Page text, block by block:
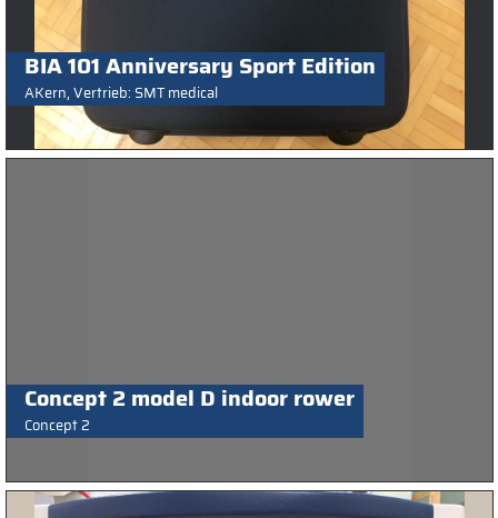
BIA 101 Anniversary Sport Edition
AKern, Vertrieb: SMT medical
Concept 2 model D indoor rower
Concept 2